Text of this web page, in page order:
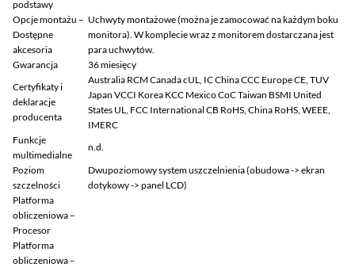
podstawy
Opcje montażu –
Dostępne
akcesoria
Uchwyty montażowe (można je zamocować na każdym boku
monitora). W komplecie wraz z monitorem dostarczana jest
para uchwytów.
Gwarancja
36 miesięcy
Certyfikaty i
deklaracje
producenta
Australia RCM Canada cUL, IC China CCC Europe CE, TUV
Japan VCCI Korea KCC Mexico CoC Taiwan BSMI United
States UL, FCC International CB RoHS, China RoHS, WEEE,
IMERC
Funkcje
multimedialne
n.d.
Poziom
szczelności
Dwupoziomowy system uszczelnienia (obudowa -> ekran
dotykowy -> panel LCD)
Platforma
obliczeniowa –
Procesor
Platforma
obliczeniowa –